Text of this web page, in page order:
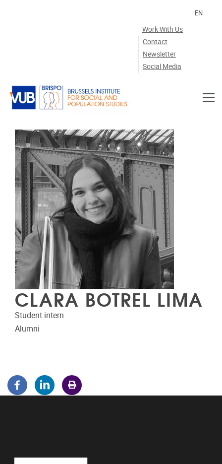
Work With Us
Contact
Newsletter
Social Media
EN
CLARA BOTREL LIMA
Student intern
Alumni